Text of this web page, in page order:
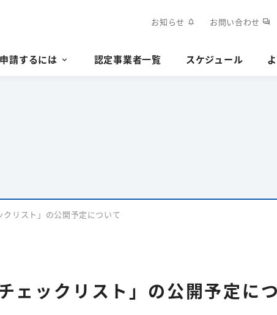
お知らせ notifications お問い合わせ forum
請するには 認定事業者一覧 スケジュール
クリスト」の公開予定について
ェックリスト」の公開予定に